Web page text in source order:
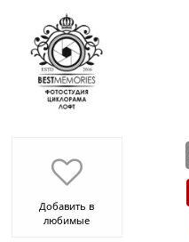
Добавить в
любимые